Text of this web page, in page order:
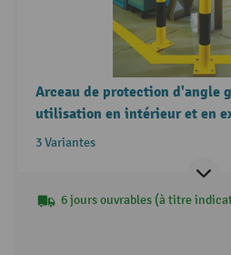
Arceau de protection d'angle
utilisation en intérieur et en
3 Variantes
6 jours ouvrables (à titre